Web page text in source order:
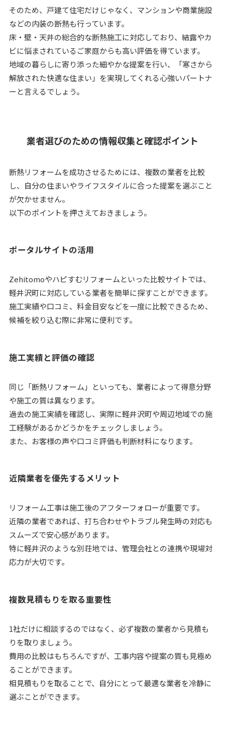
そのため、戸建て住宅だけじゃなく、マンションや商業施設
などの内装の断熱も行っています。
床・壁・天井の総合的な断熱施工に対応しており、結露やカ
ビに悩まされているご家庭からも高い評価を得ています。
地域の暮らしに寄り添った細やかな提案を行い、「寒さから
解放された快適な住まい」を実現してくれる心強いパートナ
ーと言えるでしょう。
業者選びのための情報収集と確認ポイント
断熱リフォームを成功させるためには、複数の業者を比較
し、自分の住まいやライフスタイルに合った提案を選ぶこと
が欠かせません。
以下のポイントを押さえておきましょう。
ポータルサイトの活用
Zehitomoやハピすむリフォームといった比較サイトでは、
軽井沢町に対応している業者を簡単に探すことができます。
施工実績や口コミ、料金目安などを一度に比較できるため、
候補を絞り込む際に非常に便利です。
施工実績と評価の確認
同じ「断熱リフォーム」といっても、業者によって得意分野
や施工の質は異なります。
過去の施工実績を確認し、実際に軽井沢町や周辺地域での施
工経験があるかどうかをチェックしましょう。
また、お客様の声や口コミ評価も判断材料になります。
近隣業者を優先するメリット
リフォーム工事は施工後のアフターフォローが重要です。
近隣の業者であれば、打ち合わせやトラブル発生時の対応も
スムーズで安心感があります。
特に軽井沢のような別荘地では、管理会社との連携や現場対
応力が大切です。
複数見積もりを取る重要性
1社だけに相談するのではなく、必ず複数の業者から見積も
りを取りましょう。
費用の比較はもちろんですが、工事内容や提案の質も見極め
ることができます。
相見積もりを取ることで、自分にとって最適な業者を冷静に
選ぶことができます。